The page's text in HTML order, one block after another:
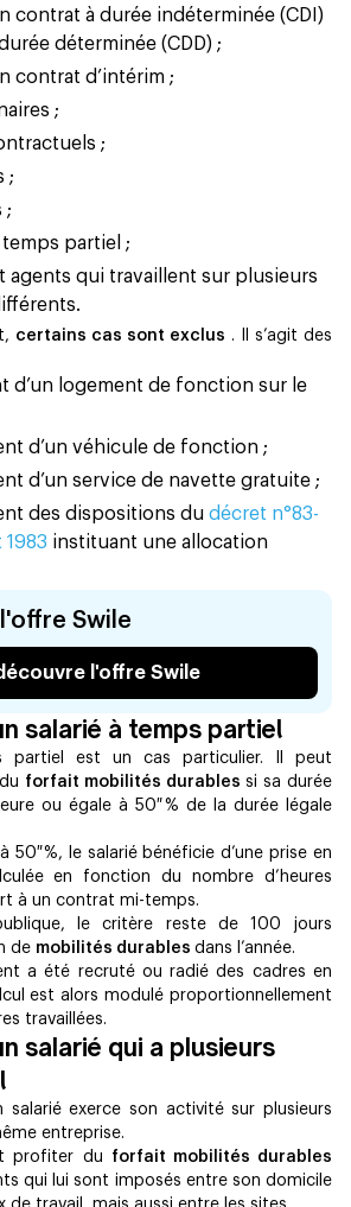
contrat à durée indéterminée (CDI)
déterminée (CDD) ;
contrat d’intérim ;
;
;
;
;
temps partiel ;
agents qui travaillent sur plusieurs
certains cas sont exclus . Il s’agit des
d’un logement de fonction sur le
d’un véhicule de fonction ;
d’un service de navette gratuite ;
des dispositions du décret n°83-
1983 instituant une allocation
Swile
l'offre Swile
salarié à temps partiel
partiel est un cas particulier. Il peut
forfait mobilités durables si sa durée
ou égale à 50 % de la durée légale
50 %, le salarié bénéficie d’une prise en
en fonction du nombre d’heures
à un contrat mi-temps.
le critère reste de 100 jours
de mobilités durables dans l’année.
a été recruté ou radié des cadres en
est alors modulé proportionnellement
travaillées.
salarié qui a plusieurs
salarié exerce son activité sur plusieurs
entreprise.
profiter du forfait mobilités durables
qui lui sont imposés entre son domicile